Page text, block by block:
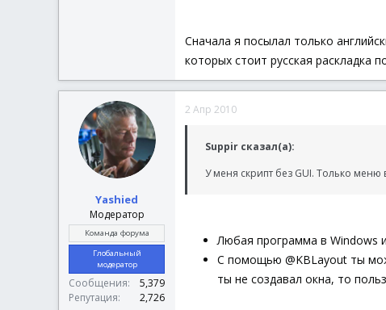
Сначала я посылал только
которых стоит русская раскладка
Yashied
Модератор
Команда форума
Глобальный
модератор
Сообщения
5,379
Репутация
2,726
2 Апр 2010
Suppir сказал(а):
У меня скрипт без GUI. Только меню
Любая программа в Windows
С помощью @KBLayout ты
ты не создавал окна, то